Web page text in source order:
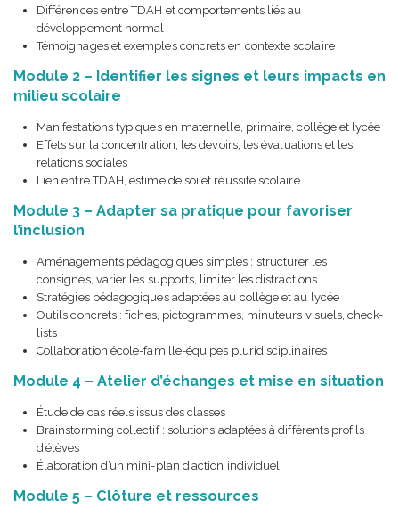
Différences entre TDAH et comportements liés au
développement normal
Témoignages et exemples concrets en contexte scolaire
Module 2 – Identifier les signes et leurs impacts en
milieu scolaire
Manifestations typiques en maternelle, primaire, collège et lycée
Effets sur la concentration, les devoirs, les évaluations et les
relations sociales
Lien entre TDAH, estime de soi et réussite scolaire
Module 3 – Adapter sa pratique pour favoriser
l’inclusion
Aménagements pédagogiques simples : structurer les
consignes, varier les supports, limiter les distractions
Stratégies pédagogiques adaptées au collège et au lycée
Outils concrets : fiches, pictogrammes, minuteurs visuels, check-
lists
Collaboration école-famille-équipes pluridisciplinaires
Module 4 – Atelier d’échanges et mise en situation
Étude de cas réels issus des classes
Brainstorming collectif : solutions adaptées à différents profils
d’élèves
Élaboration d’un mini-plan d’action individuel
Module 5 – Clôture et ressources